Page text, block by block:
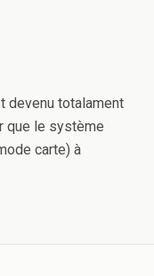
devenu totalament
que le système
carte) à